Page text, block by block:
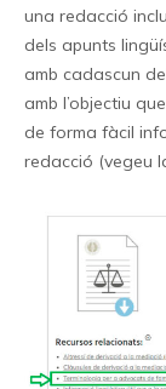
una redacció
dels apunts
amb cadascun
amb l’objectiu
de forma fàcil
redacció (vegeu